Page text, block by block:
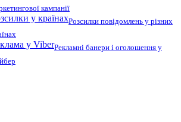
кампанії
у країнахРозсилки повідомлень у різних
у ViberРекламні банери і оголошення у